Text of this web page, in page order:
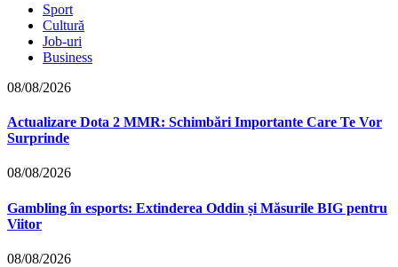
Sport
Cultură
Job-uri
Business
08/08/2026
Actualizare Dota 2 MMR: Schimbări Importante Care Te Vor
Surprinde
08/08/2026
Gambling în esports: Extinderea Oddin și Măsurile BIG pentru
Viitor
08/08/2026